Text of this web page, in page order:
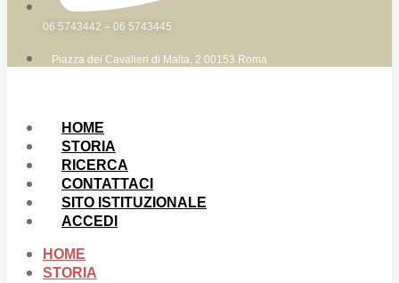
06 5743442 – 06 5743445
Piazza dei Cavalieri di Malta, 2 00153 Roma
HOME
STORIA
RICERCA
CONTATTACI
SITO ISTITUZIONALE
ACCEDI
HOME
STORIA